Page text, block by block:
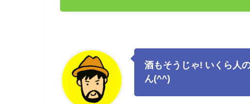
酒もそうじゃ! いくら人
ん(^^)